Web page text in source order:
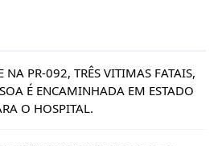
NA PR-092, TRÊS VITIMAS FATAIS,
É ENCAMINHADA EM ESTADO
O HOSPITAL.